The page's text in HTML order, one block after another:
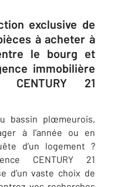
exclusive de
à acheter à
le bourg et
immobilière
21
bassin plœmeurois,
à l’année ou en
d’un logement ?
CENTURY 21
d’un vaste choix de